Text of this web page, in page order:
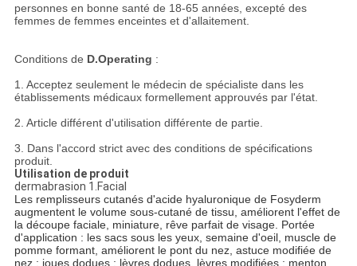
personnes en bonne santé de 18-65 années, excepté des
femmes de femmes enceintes et d'allaitement.
Conditions de D.Operating :
1. Acceptez seulement le médecin de spécialiste dans les
établissements médicaux formellement approuvés par l'état.
2. Article différent d'utilisation différente de partie.
3. Dans l'accord strict avec des conditions de spécifications
produit.
Utilisation de produit
dermabrasion 1.Facial
Les remplisseurs cutanés d'acide hyaluronique de Fosyderm
augmentent le volume sous-cutané de tissu, améliorent l'effet de
la découpe faciale, miniature, rêve parfait de visage. Portée
d'application : les sacs sous les yeux, semaine d'oeil, muscle de
pomme formant, améliorent le pont du nez, astuce modifiée de
nez ; joues dodues ; lèvres dodues, lèvres modifiées ; menton